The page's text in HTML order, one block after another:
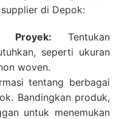
di Depok:
Proyek: Tentukan
seperti ukuran
woven.
tentang berbagai
Bandingkan produk,
untuk menemukan